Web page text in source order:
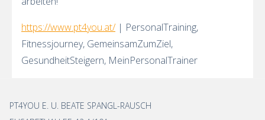
https://www.pt4you.at/| PersonalTraining,
Fitnessjourney, GemeinsamZumZiel,
GesundheitSteigern, MeinPersonalTrainer
PT4YOU E. U. BEATE SPANGL-RAUSCH